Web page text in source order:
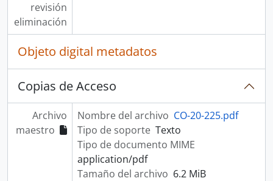
revisión
eliminación
Objeto digital metadatos
Copias de Acceso
Archivo
maestro
Nombre del archivo CO-20-225.pdf
Tipo de soporte Texto
Tipo de documento MIME
application/pdf
Tamaño del archivo 6.2 MiB